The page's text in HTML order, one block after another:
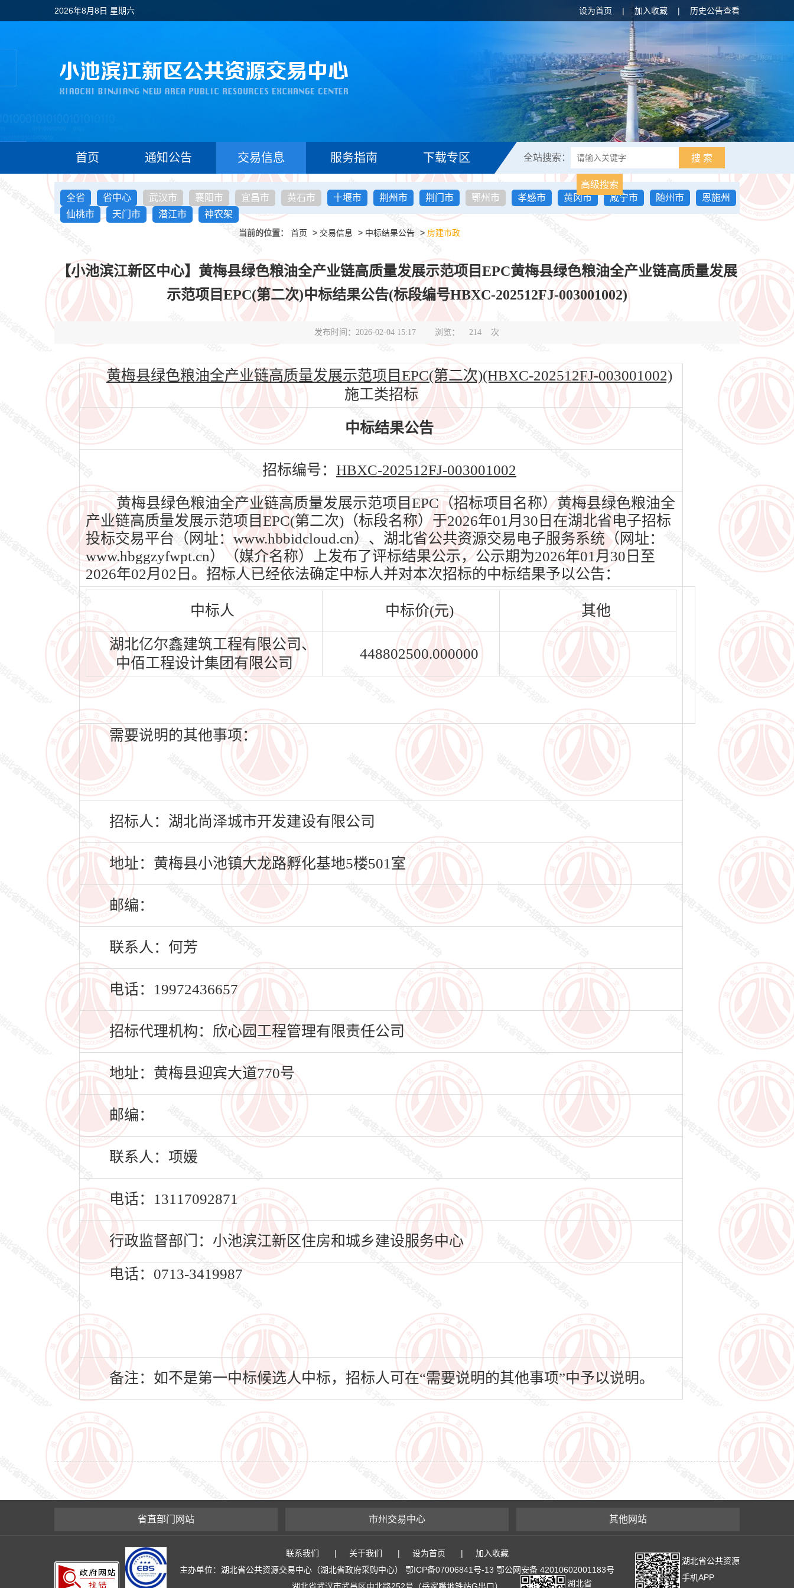
2026年8月8日 星期六 设为首页 | 加入收藏 | 历史公告查看
首页 通知公告 交易信息 服务指南 下载专区 全站搜索： 搜 索
高级搜索
全省
省中心 武汉市 襄阳市 宜昌市 黄石市 十堰市 荆州市 荆门市 鄂州市 孝感市 黄冈市 咸宁市 随州市
恩施州
仙桃市
天门市 潜江市 神农架
当前的位置： 首页 > 交易信息 > 中标结果公告 > 房建市政
【小池滨江新区中心】黄梅县绿色粮油全产业链高质量发展示范项目EPC黄梅县绿色粮油全产业链高质量发展
示范项目EPC(第二次)中标结果公告(标段编号HBXC-202512FJ-003001002)
发布时间：2026-02-04 15:17 浏览： 214 次
黄梅县绿色粮油全产业链高质量发展示范项目EPC(第二次)(HBXC-202512FJ-003001002)
施工类招标
中标结果公告
招标编号： HBXC-202512FJ-003001002
黄梅县绿色粮油全产业链高质量发展示范项目EPC（招标项目名称）黄梅县绿色粮油全
产业链高质量发展示范项目EPC(第二次)（标段名称）于2026年01月30日在湖北省电子招标
投标交易平台（网址：www.hbbidcloud.cn）、湖北省公共资源交易电子服务系统（网址：
www.hbggzyfwpt.cn）（媒介名称）上发布了评标结果公示，公示期为2026年01月30日至
2026年02月02日。招标人已经依法确定中标人并对本次招标的中标结果予以公告：
中标人 中标价(元) 其他
湖北亿尔鑫建筑工程有限公司、
中佰工程设计集团有限公司
448802500.000000
需要说明的其他事项：
招标人：湖北尚泽城市开发建设有限公司
地址：黄梅县小池镇大龙路孵化基地5楼501室
邮编：
联系人：何芳
电话：19972436657
招标代理机构：欣心园工程管理有限责任公司
地址：黄梅县迎宾大道770号
邮编：
联系人：项媛
电话：13117092871
行政监督部门：小池滨江新区住房和城乡建设服务中心
电话：0713-3419987
备注：如不是第一中标候选人中标，招标人可在“需要说明的其他事项”中予以说明。
省直部门网站 市州交易中心 其他网站
联系我们 | 关于我们 | 设为首页 |
加入收藏
主办单位：湖北省公共资源交易中心（湖北省政府采购中心） 鄂ICP备07006841号-13 鄂公网安备 42010602001183号
湖北省
湖北省公共资源
手机APP